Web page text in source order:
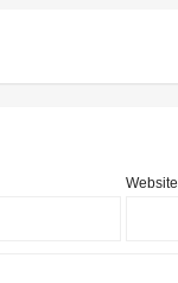
Website